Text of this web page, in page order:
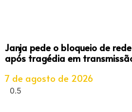
Janja pede o bloqueio de
após tragédia em
7 de agosto de 2026